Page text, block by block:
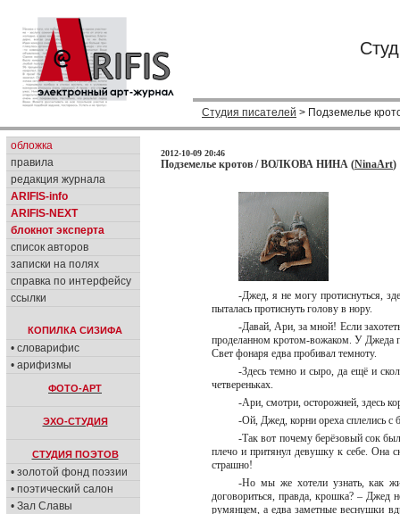
Студия писателей > Подземелье
обложка
правила
редакция журнала
ARIFIS-info
ARIFIS-NEXT
блокнот эксперта
список авторов
записки на полях
справка по интерфейсу
ссылки
КОПИЛКА СИЗИФА
• словарифис
• арифизмы
ФОТО-АРТ
ЭХО-СТУДИЯ
СТУДИЯ ПОЭТОВ
• золотой фонд поэзии
• поэтический салон
• Зал Славы
2012-10-09 20:46
Подземелье кротов / ВОЛКОВА НИНА (NinaArt)
-Джед, я не могу протиснуться,
пыталась протиснуть голову в нору.
-Давай, Ари, за мной! Если
проделанном кротом-вожаком. У Джеда
Свет фонаря едва пробивал темноту.
-Здесь темно и сыро, да ещё и
четвереньках.
-Ари, смотри, осторожней, здесь
-Ой, Джед, корни ореха сплелись
-Так вот почему берёзовый сок
плечо и притянул девушку к себе. Она
страшно!
-Но мы же хотели узнать, как
договориться, правда, крошка? – Джед
румянцем, а едва заметные веснушки